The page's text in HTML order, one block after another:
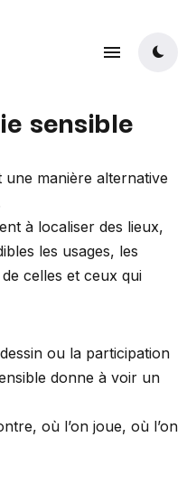
sensible
manière alternative
à localiser des lieux,
les usages, les
celles et ceux qui
ou la participation
donne à voir un
où l’on joue, où l’on